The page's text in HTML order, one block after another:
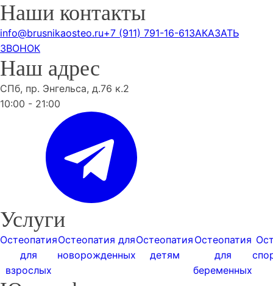
Наши контакты
info@brusnikaosteo.ru+7 (911) 791-16-61ЗАКАЗАТЬ
ЗВОНОК
Наш адрес
СПб, пр. Энгельса, д.76 к.2
10:00 - 21:00
Услуги
Остеопатия
для
взрослых
Остеопатия для
новорожденных
Остеопатия
детям
Остеопатия
для
беременных